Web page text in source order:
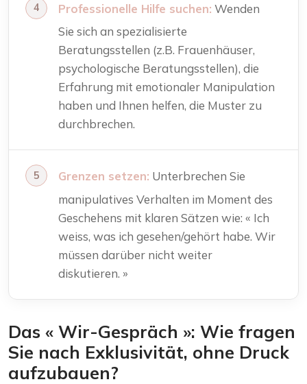
Professionelle Hilfe suchen: Wenden
Sie sich an spezialisierte
Beratungsstellen (z.B. Frauenhäuser,
psychologische Beratungsstellen), die
Erfahrung mit emotionaler Manipulation
haben und Ihnen helfen, die Muster zu
durchbrechen.
Grenzen setzen: Unterbrechen Sie
manipulatives Verhalten im Moment des
Geschehens mit klaren Sätzen wie: « Ich
weiss, was ich gesehen/gehört habe. Wir
müssen darüber nicht weiter
diskutieren. »
Das « Wir-Gespräch »: Wie fragen
Sie nach Exklusivität, ohne Druck
aufzubauen?